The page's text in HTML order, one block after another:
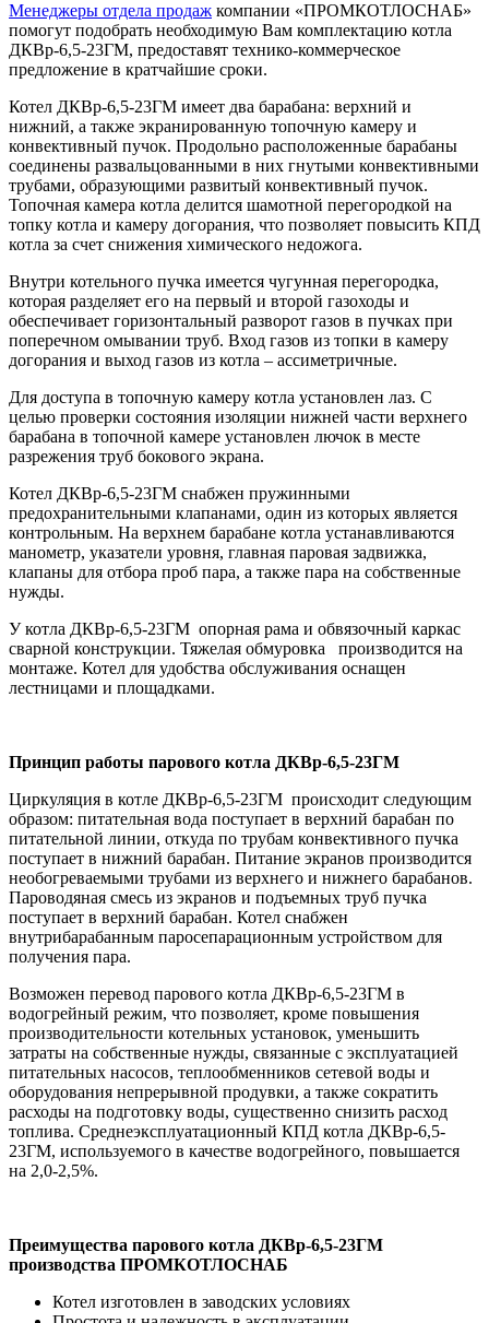
Менеджеры отдела продаж компании «ПРОМКОТЛОСНАБ»
помогут подобрать необходимую Вам комплектацию котла
ДКВр-6,5-23ГМ, предоставят технико-коммерческое
предложение в кратчайшие сроки.
Котел ДКВр-6,5-23ГМ имеет два барабана: верхний и
нижний, а также экранированную топочную камеру и
конвективный пучок. Продольно расположенные барабаны
соединены развальцованными в них гнутыми конвективными
трубами, образующими развитый конвективный пучок.
Топочная камера котла делится шамотной перегородкой на
топку котла и камеру догорания, что позволяет повысить КПД
котла за счет снижения химического недожога.
Внутри котельного пучка имеется чугунная перегородка,
которая разделяет его на первый и второй газоходы и
обеспечивает горизонтальный разворот газов в пучках при
поперечном омывании труб. Вход газов из топки в камеру
догорания и выход газов из котла – ассиметричные.
Для доступа в топочную камеру котла установлен лаз. С
целью проверки состояния изоляции нижней части верхнего
барабана в топочной камере установлен лючок в месте
разрежения труб бокового экрана.
Котел ДКВр-6,5-23ГМ снабжен пружинными
предохранительными клапанами, один из которых является
контрольным. На верхнем барабане котла устанавливаются
манометр, указатели уровня, главная паровая задвижка,
клапаны для отбора проб пара, а также пара на собственные
нужды.
У котла ДКВр-6,5-23ГМ опорная рама и обвязочный каркас
сварной конструкции. Тяжелая обмуровка производится на
монтаже. Котел для удобства обслуживания оснащен
лестницами и площадками.
Принцип работы парового котла ДКВр-6,5-23ГМ
Циркуляция в котле ДКВр-6,5-23ГМ происходит следующим
образом: питательная вода поступает в верхний барабан по
питательной линии, откуда по трубам конвективного пучка
поступает в нижний барабан. Питание экранов производится
необогреваемыми трубами из верхнего и нижнего барабанов.
Пароводяная смесь из экранов и подъемных труб пучка
поступает в верхний барабан. Котел снабжен
внутрибарабанным паросепарационным устройством для
получения пара.
Возможен перевод парового котла ДКВр-6,5-23ГМ в
водогрейный режим, что позволяет, кроме повышения
производительности котельных установок, уменьшить
затраты на собственные нужды, связанные с эксплуатацией
питательных насосов, теплообменников сетевой воды и
оборудования непрерывной продувки, а также сократить
расходы на подготовку воды, существенно снизить расход
топлива. Среднеэксплуатационный КПД котла ДКВр-6,5-
23ГМ, используемого в качестве водогрейного, повышается
на 2,0-2,5%.
Преимущества парового котла ДКВр-6,5-23ГМ
производства ПРОМКОТЛОСНАБ
Котел изготовлен в заводских условиях